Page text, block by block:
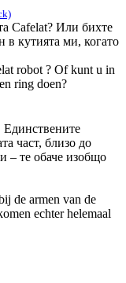
Cafelat? Или бихте
в кутията ми, когато
robot ? Of kunt u in
ring doen?
Единствените
част, близо до
– те обаче изобщо
de armen van de
echter helemaal